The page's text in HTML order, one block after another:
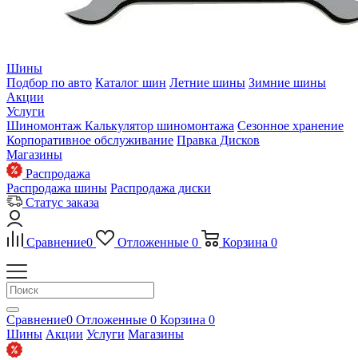
Шины
Подбор по авто Каталог шин Летние шины Зимние шины
Акции
Услуги
Шиномонтаж Калькулятор шиномонтажа Сезонное хранение
Корпоративное обслуживание Правка Дисков
Магазины
Распродажа
Распродажа шины Распродажа диски
Статус заказа
Сравнение0 Отложенные 0 Корзина 0
Сравнение0 Отложенные 0 Корзина 0
Шины Акции Услуги Магазины